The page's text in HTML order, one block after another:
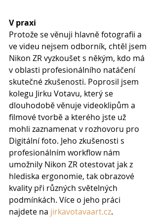
V praxi
Protože se věnuji hlavně fotografii a
ve videu nejsem odborník, chtěl jsem
Nikon ZR vyzkoušet s někým, kdo má
v oblasti profesionálního natáčení
skutečné zkušenosti. Poprosil jsem
kolegu Jirku Votavu, který se
dlouhodobě věnuje videoklipům a
filmové tvorbě a kterého jste už
mohli zaznamenat v rozhovoru pro
Digitální foto. Jeho zkušenosti s
profesionálním workflow nám
umožnily Nikon ZR otestovat jak z
hlediska ergonomie, tak obrazové
kvality při různých světelných
podmínkách. Více o jeho práci
najdete na jirkavotavaart.cz.